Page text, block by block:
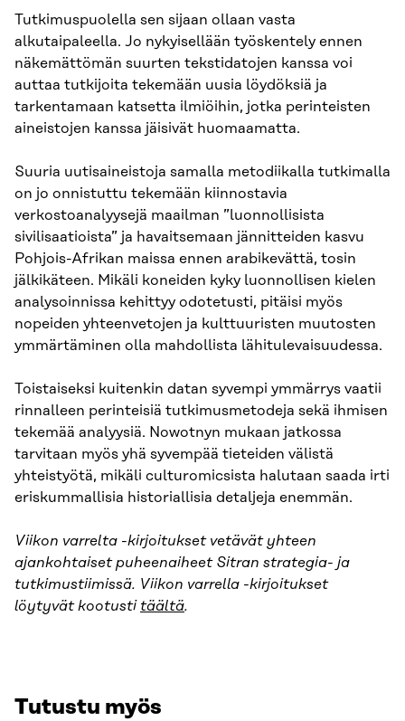
Tutkimuspuolella sen sijaan ollaan vasta
alkutaipaleella. Jo nykyisellään työskentely ennen
näkemättömän suurten tekstidatojen kanssa voi
auttaa tutkijoita tekemään uusia löydöksiä ja
tarkentamaan katsetta ilmiöihin, jotka perinteisten
aineistojen kanssa jäisivät huomaamatta.
Suuria uutisaineistoja samalla metodiikalla tutkimalla
on jo onnistuttu tekemään kiinnostavia
verkostoanalyysejä maailman ”luonnollisista
sivilisaatioista” ja havaitsemaan jännitteiden kasvu
Pohjois-Afrikan maissa ennen arabikevättä, tosin
jälkikäteen. Mikäli koneiden kyky luonnollisen kielen
analysoinnissa kehittyy odotetusti, pitäisi myös
nopeiden yhteenvetojen ja kulttuuristen muutosten
ymmärtäminen olla mahdollista lähitulevaisuudessa.
Toistaiseksi kuitenkin datan syvempi ymmärrys vaatii
rinnalleen perinteisiä tutkimusmetodeja sekä ihmisen
tekemää analyysiä. Nowotnyn mukaan jatkossa
tarvitaan myös yhä syvempää tieteiden välistä
yhteistyötä, mikäli culturomicsista halutaan saada irti
eriskummallisia historiallisia detaljeja enemmän.
Viikon varrelta -kirjoitukset vetävät yhteen
ajankohtaiset puheenaiheet Sitran strategia- ja
tutkimustiimissä. Viikon varrella -kirjoitukset
löytyvät kootusti täältä.
Tutustu myös